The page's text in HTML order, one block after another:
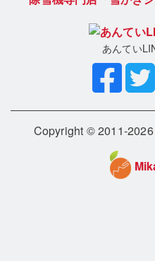
あんてい
Copyright © 2011-